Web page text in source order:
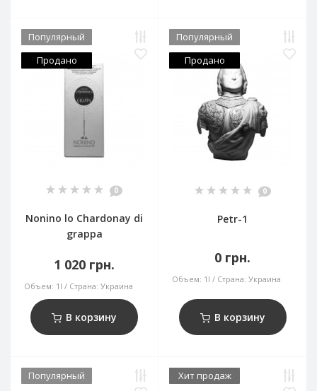
Популярный
Продано
0
Nonino lo Chardonay di
grappa
1 020 грн.
Объем: 1l Страна: Украина
В корзину
Популярный
Продано
0
Petr-1
0 грн.
Объем: 1l Страна: Украина
В корзину
Популярный
Хит продаж